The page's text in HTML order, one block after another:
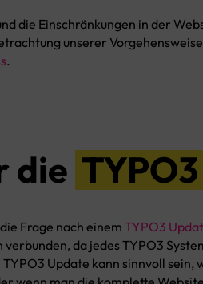
die Einschränkungen in der
unserer
.
die
Frage nach einem TYPO3
da jedes TYPO3
Update kann sinnvoll